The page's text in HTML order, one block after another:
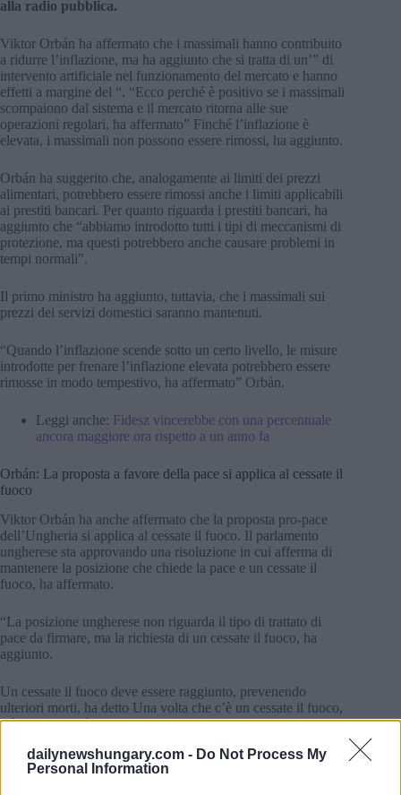
dailynewshungary.com - Do Not Process My
Personal Information
alla radio pubblica.
Viktor Orbán ha affermato che i massimali hanno contribuito
a ridurre l’inflazione, ma ha aggiunto che si tratta di un’” di
intervento artificiale nel funzionamento del mercato e hanno
effetti a margine del “. “Ecco perché è positivo se i massimali
scompaiono dal sistema e il mercato ritorna alle sue
operazioni regolari, ha affermato” Finché l’inflazione è
elevata, i massimali non possono essere rimossi, ha aggiunto.
Orbán ha suggerito che, analogamente ai limiti dei prezzi
alimentari, potrebbero essere rimossi anche i limiti applicabili
ai prestiti bancari. Per quanto riguarda i prestiti bancari, ha
aggiunto che “abbiamo introdotto tutti i tipi di meccanismi di
protezione, ma questi potrebbero anche causare problemi in
tempi normali”.
Il primo ministro ha aggiunto, tuttavia, che i massimali sui
prezzi dei servizi domestici saranno mantenuti.
“Quando l’inflazione scende sotto un certo livello, le misure
introdotte per frenare l’inflazione elevata potrebbero essere
rimosse in modo tempestivo, ha affermato” Orbán.
Leggi anche: Fidesz vincerebbe con una percentuale
ancora maggiore ora rispetto a un anno fa
Orbán: La proposta a favore della pace si applica al cessate il
fuoco
Viktor Orbán ha anche affermato che la proposta pro-pace
dell’Ungheria si applica al cessate il fuoco. Il parlamento
ungherese sta approvando una risoluzione in cui afferma di
mantenere la posizione che chiede la pace e un cessate il
fuoco, ha affermato.
“La posizione ungherese non riguarda il tipo di trattato di
pace da firmare, ma la richiesta di un cessate il fuoco, ha
aggiunto.
Un cessate il fuoco deve essere raggiunto, prevenendo
ulteriori morti, ha detto Una volta che c’è un cessate il fuoco,
c’è la possibilità di preparare il quadro per i colloqui di pace,
Leggi anche:Requisiti di laurea presso la principale